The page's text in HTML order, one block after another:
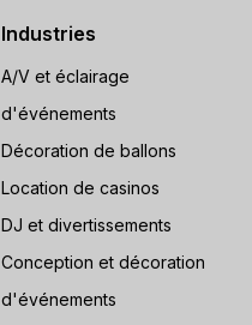
Industries
A/V et éclairage
d'événements
Décoration de ballons
Location de casinos
DJ et divertissements
Conception et décoration
d'événements